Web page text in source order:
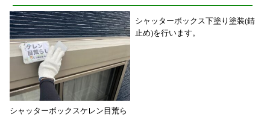
シャッターボックスケレン目荒ら
シャッターボックス下塗り塗装(錆
止め)を行います。